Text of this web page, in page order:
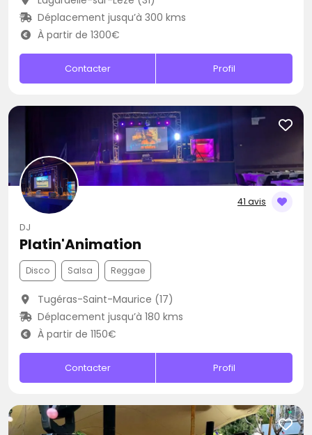
Déplacement jusqu’à 300 kms
À partir de 1300€
Contacter Profil
41 avis
DJ
Platin'Animation
Disco Salsa Reggae
Tugéras-Saint-Maurice (17)
Déplacement jusqu’à 180 kms
À partir de 1150€
Contacter Profil